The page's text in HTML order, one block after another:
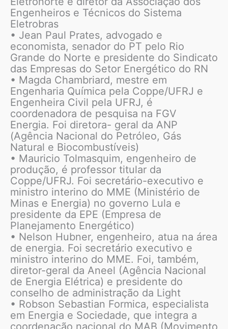
Engenheiros e Técnicos do Sistema
Eletrobras
• Jean Paul Prates, advogado e
economista, senador do PT pelo Rio
Grande do Norte e presidente do Sindicato
das Empresas do Setor Energético do RN
• Magda Chambriard, mestre em
Engenharia Química pela Coppe/UFRJ e
Engenheira Civil pela UFRJ, é
coordenadora de pesquisa na FGV
Energia. Foi diretora- geral da ANP
(Agência Nacional do Petróleo, Gás
Natural e Biocombustíveis)
• Mauricio Tolmasquim, engenheiro de
produção, é professor titular da
Coppe/UFRJ. Foi secretário-executivo e
ministro interino do MME (Ministério de
Minas e Energia) no governo Lula e
presidente da EPE (Empresa de
Planejamento Energético)
• Nelson Hubner, engenheiro, atua na área
de energia. Foi secretário executivo e
ministro interino do MME. Foi, também,
diretor-geral da Aneel (Agência Nacional
de Energia Elétrica) e presidente do
conselho de administração da Light
• Robson Sebastian Formica, especialista
em Energia e Sociedade, que integra a